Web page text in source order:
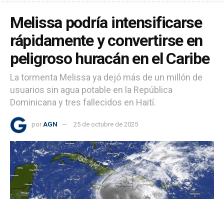
Melissa podría intensificarse
rápidamente y convertirse en
peligroso huracán en el Caribe
La tormenta Melissa ya dejó más de un millón de
usuarios sin agua potable en la República
Dominicana y tres fallecidos en Haití.
por AGN 25 de octubre de 2025